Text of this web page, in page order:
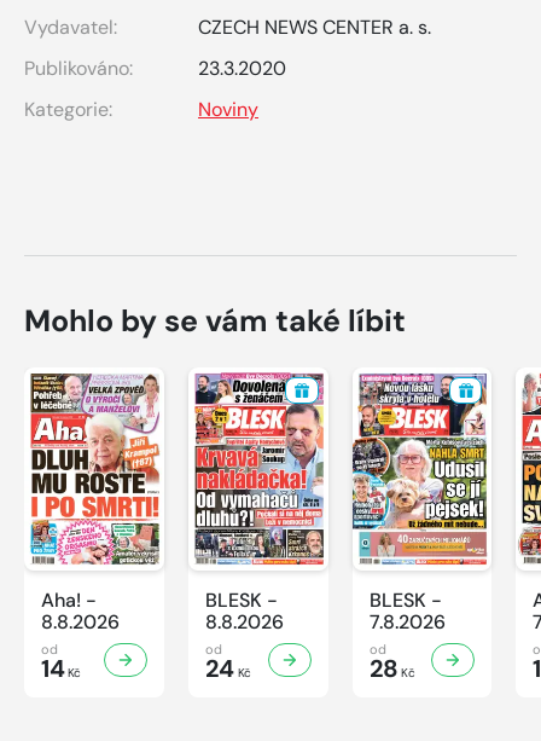
Vydavatel:
CZECH NEWS CENTER a. s.
Publikováno:
23.3.2020
Kategorie:
Noviny
Mohlo by se vám také líbit
Aha! -
8.8.2026
od
14Kč
BLESK -
8.8.2026
od
24Kč
BLESK -
7.8.2026
od
28 Kč